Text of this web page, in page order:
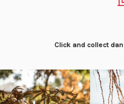
Click and collect